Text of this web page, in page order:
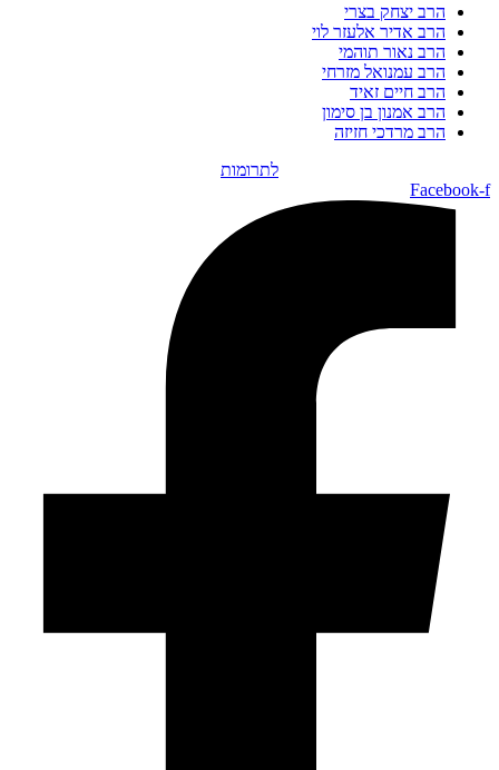
הרב יצחק בצרי
הרב אדיר אלעזר לוי
הרב נאור תוהמי
הרב עמנואל מזרחי
הרב חיים זאיד
הרב אמנון בן סימון
הרב מרדכי חזיזה
לתרומות
Facebook-f